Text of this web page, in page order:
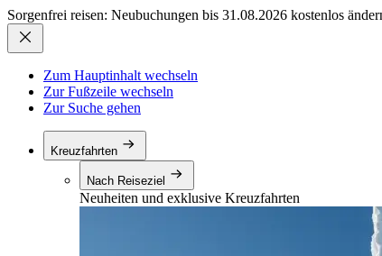
Sorgenfrei reisen: Neubuchungen bis 31.08.2026 kostenlos
Zum Hauptinhalt wechseln
Zur Fußzeile wechseln
Zur Suche gehen
Kreuzfahrten
Nach Reiseziel
Neuheiten und exklusive Kreuzfahrten